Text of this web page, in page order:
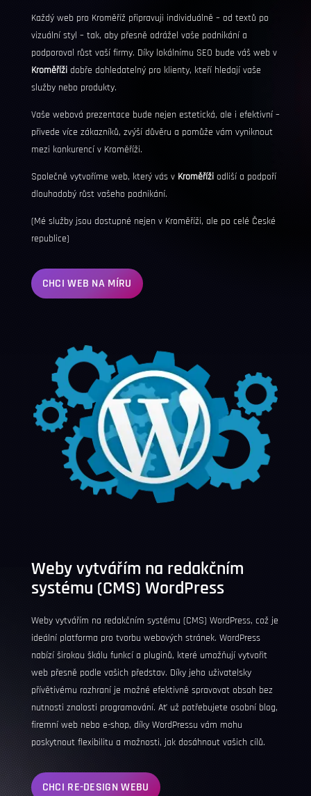
Každý web pro Kroměříž připravuji individuálně – od textů po
vizuální styl – tak, aby přesně odrážel vaše podnikání a
podporoval růst vaší firmy. Díky lokálnímu SEO bude váš web v
Kroměřížidobře dohledatelný pro klienty, kteří hledají vaše
služby nebo produkty.
Vaše webová prezentace bude nejen estetická, ale i efektivní –
přivede více zákazníků, zvýší důvěru a pomůže vám vyniknout
mezi konkurencí v Kroměříži.
Společně vytvoříme web, který vás v Kroměřížiodliší a podpoří
dlouhodobý růst vašeho podnikání.
(Mé služby jsou dostupné nejen v Kroměříži, ale po celé České
republice)
CHCI WEB NA MÍRU
Weby vytvářím na redakčním
systému (CMS) WordPress
Weby vytvářím na redakčním systému (CMS) WordPress, což je
ideální platforma pro tvorbu webových stránek. WordPress
nabízí širokou škálu funkcí a pluginů, které umožňují vytvořit
web přesně podle vašich představ. Díky jeho uživatelsky
přívětivému rozhraní je možné efektivně spravovat obsah bez
nutnosti znalosti programování. Ať už potřebujete osobní blog,
firemní web nebo e-shop, díky WordPressu vám mohu
poskytnout flexibilitu a možnosti, jak dosáhnout vašich cílů.
CHCI RE-DESIGN WEBU